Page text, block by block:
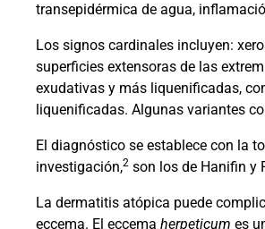
transepidérmica de agua,
Los signos cardinales incluyen:
superficies extensoras de las
exudativas y más liquenificadas,
liquenificadas. Algunas variantes
El diagnóstico se establece con la
investigación,2 son los de Hanifin y
La dermatitis atópica puede
eccema. El eccema herpeticum es